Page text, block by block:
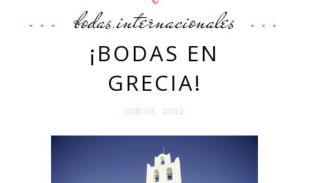
bodas,internacionales
¡BODAS EN
GRECIA!
JUN 08. 2012